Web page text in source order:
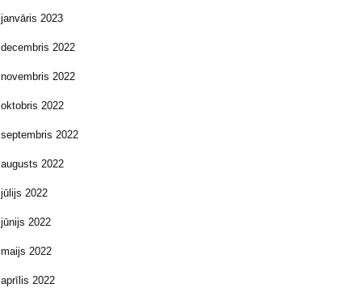
janvāris 2023
decembris 2022
novembris 2022
oktobris 2022
septembris 2022
augusts 2022
jūlijs 2022
jūnijs 2022
maijs 2022
aprīlis 2022